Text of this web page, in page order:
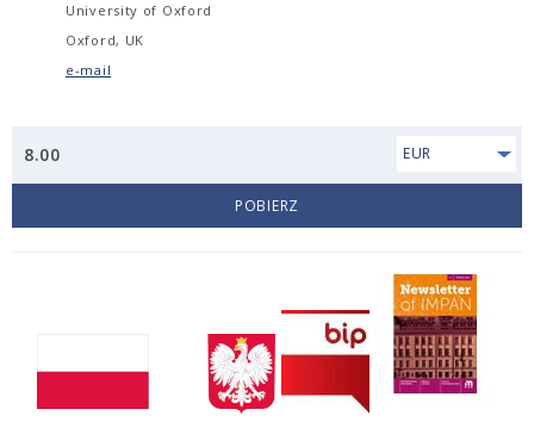
University of Oxford
Oxford, UK
e-mail
8.00 EUR
POBIERZ